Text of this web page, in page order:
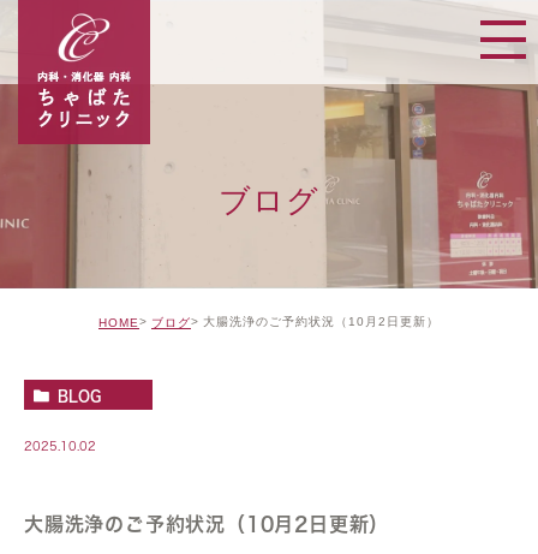
ブログ
HOME ブログ 大腸洗浄のご予約状況（10月2日更新）
BLOG
2025.10.02
大腸洗浄のご予約状況（10月2日更新）